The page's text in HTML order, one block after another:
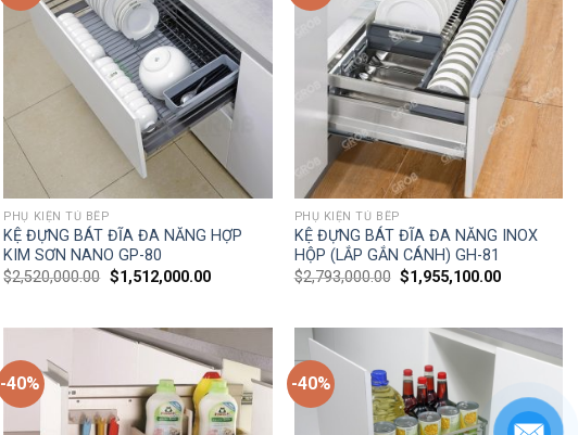
PHỤ KIỆN TỦ BẾP
KỆ ĐỰNG BÁT ĐĨA ĐA NĂNG HỢP
KIM SƠN NANO GP-80
$2,520,000.00 $1,512,000.00
PHỤ KIỆN TỦ BẾP
KỆ ĐỰNG BÁT ĐĨA ĐA NĂNG INOX
HỘP (LẮP GẮN CÁNH) GH-81
$2,793,000.00 $1,955,100.00
-40% -40%